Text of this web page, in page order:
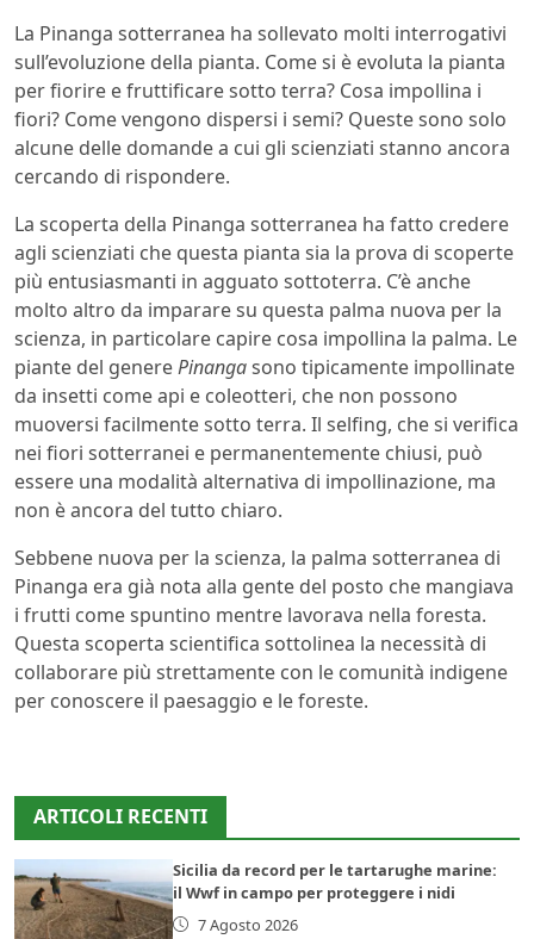
La Pinanga sotterranea ha sollevato molti interrogativi
sull’evoluzione della pianta. Come si è evoluta la pianta
per fiorire e fruttificare sotto terra? Cosa impollina i
fiori? Come vengono dispersi i semi? Queste sono solo
alcune delle domande a cui gli scienziati stanno ancora
cercando di rispondere.
La scoperta della Pinanga sotterranea ha fatto credere
agli scienziati che questa pianta sia la prova di scoperte
più entusiasmanti in agguato sottoterra. C’è anche
molto altro da imparare su questa palma nuova per la
scienza, in particolare capire cosa impollina la palma. Le
piante del generePinangasono tipicamente impollinate
da insetti come api e coleotteri, che non possono
muoversi facilmente sotto terra. Il selfing, che si verifica
nei fiori sotterranei e permanentemente chiusi, può
essere una modalità alternativa di impollinazione, ma
non è ancora del tutto chiaro.
Sebbene nuova per la scienza, la palma sotterranea di
Pinanga era già nota alla gente del posto che mangiava
i frutti come spuntino mentre lavorava nella foresta.
Questa scoperta scientifica sottolinea la necessità di
collaborare più strettamente con le comunità indigene
per conoscere il paesaggio e le foreste.
ARTICOLI RECENTI
Sicilia da record per le tartarughe marine:
il Wwf in campo per proteggere i nidi
7 Agosto 2026